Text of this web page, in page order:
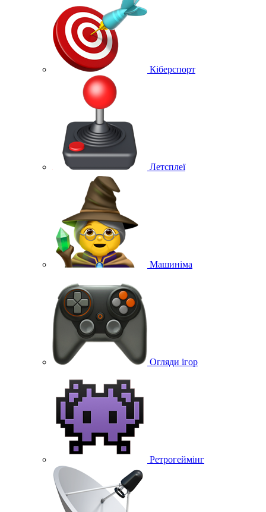
Кіберспорт
Летсплеї
Машиніма
Огляди ігор
Ретрогеймінг